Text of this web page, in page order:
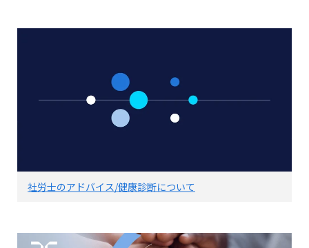
社労士のアドバイス/健康診断について